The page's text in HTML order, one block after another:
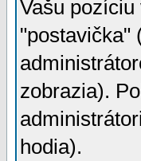
Vašu
"postavička"
zobrazia).
hodia).